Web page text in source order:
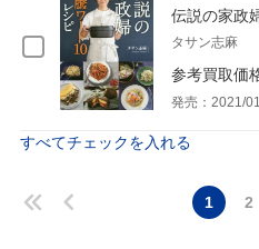
伝説の家政
タサン志麻
参考買取価
発売：2021/
すべてチェックを入れる
1 2